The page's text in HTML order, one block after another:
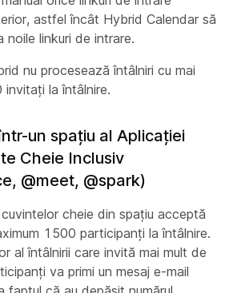
astfel încât Hybrid Calendar să
noile linkuri de intrare.
nu procesează întâlniri cu mai
la întâlnire.
un spațiu al Aplicației
Cheie Inclusiv
@meet, @spark)
cheie din spaţiu acceptă
1500 participanţi la întâlnire.
al întâlnirii care invită mai mult de
va primi un mesaj e-mail